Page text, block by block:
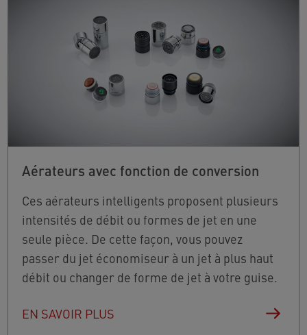
Aérateurs avec fonction de conversion
Ces aérateurs intelligents proposent plusieurs
intensités de débit ou formes de jet en une
seule pièce. De cette façon, vous pouvez
passer du jet économiseur à un jet à plus haut
débit ou changer de forme de jet à votre guise.
EN SAVOIR PLUS